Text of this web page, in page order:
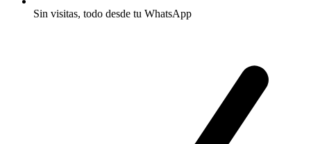
Sin visitas, todo desde tu WhatsApp